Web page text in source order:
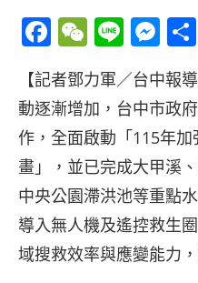
Facebook
WeChat
Line
【記者鄧力軍／台中報
動逐漸增加，台中市政
作，全面啟動「115年
畫」，並已完成大甲溪
中央公園滯洪池等重點
導入無人機及遙控救生
域搜救效率與應變能力